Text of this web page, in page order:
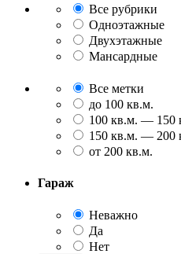
Все рубрики
Одноэтажные
Двухэтажные
Мансардные
Все метки
до 100 кв.м.
100 кв.м. — 150
150 кв.м. — 200
от 200 кв.м.
Гараж
Неважно
Да
Нет